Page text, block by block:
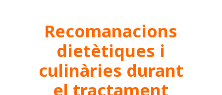
Recomanacions
dietètiques i
culinàries durant
el tractament